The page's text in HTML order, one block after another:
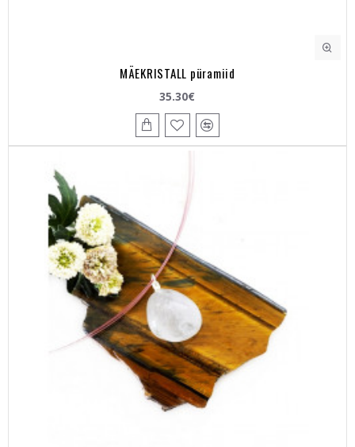
MÄEKRISTALL püramiid
35.30€